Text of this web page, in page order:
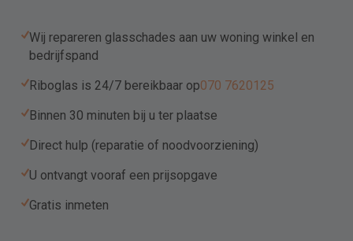
Upload
Sleep bestanden hierheen of
Selecteer bestanden
Toegestane bestandstypen: pdf, jpg, png, docx,
doc, jpeg, Max. bestandsgrootte: 32 MB, Max.
Wij repareren glasschades aan uw woning winkel en
bedrijfspand
Riboglas is 24/7 bereikbaar op070 7620125
Binnen 30 minuten bij u ter plaatse
Direct hulp (reparatie of noodvoorziening)
U ontvangt vooraf een prijsopgave
Gratis inmeten